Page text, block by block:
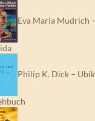
Eva Maria Mudrich
Philip K. Dick –